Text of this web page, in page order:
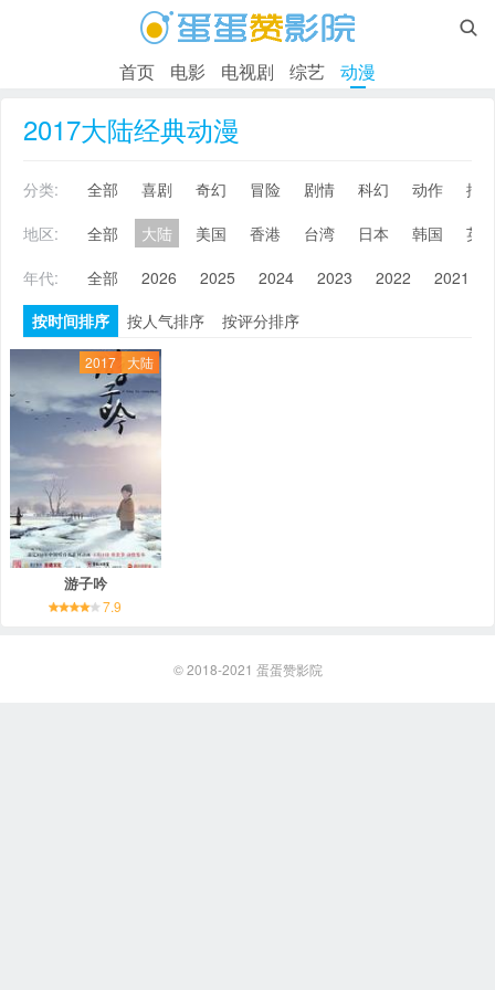

首页 电影 电视剧 综艺 动漫
2017大陆经典动漫
分类: 全部 喜剧 奇幻 冒险 剧情 科幻 动作
搞
地区:
全部 大陆 美国 香港 台湾 日本 韩国
英
年代:
全部 2026 2025 2024 2023 2022 2021
按时间排序
按人气排序 按评分排序
2017 大陆
游子吟
7.9
© 2018-2021 蛋蛋赞影院